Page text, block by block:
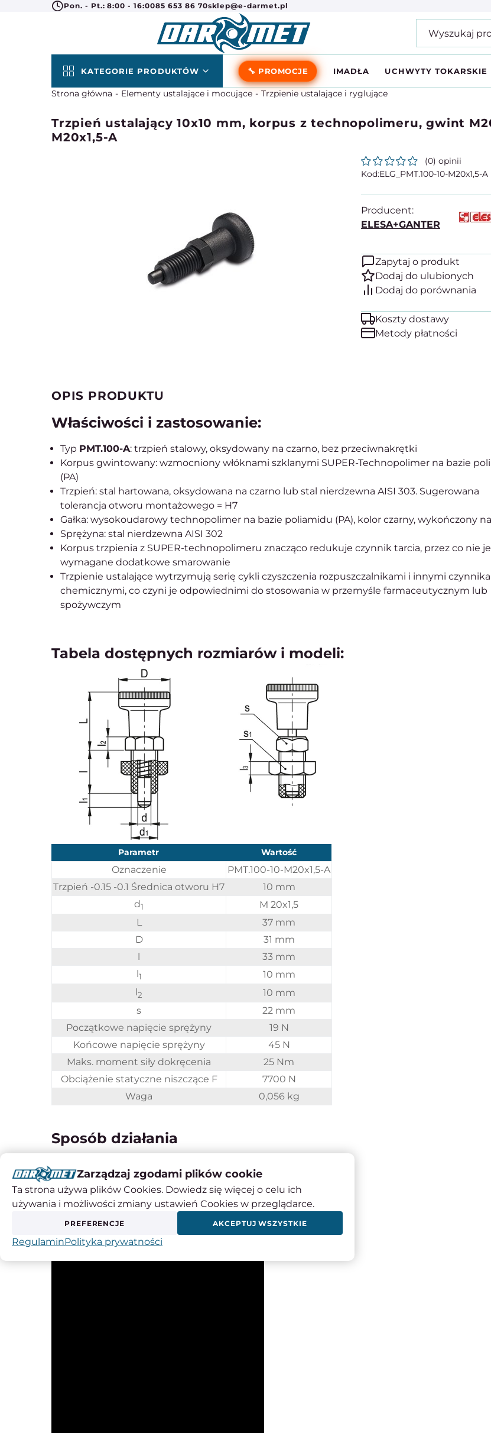
Pon. - Pt.: 8:00 - 16:0085 653 86 70sklep@e-darmet.pl
KATEGORIE PRODUKTÓW 🔧 PROMOCJE IMADŁA UCHWYTY TOKARSKIE
Strona główna Elementy ustalające i mocujące Trzpienie ustalające i ryglujące
Trzpień ustalający 10x10 mm, korpus z technopolimeru, gwint M20
M20x1,5-A
(0) opinii
ELG_PMT.100-10-M20x1,5-A
Producent:
ELESA+GANTER
Zapytaj o produkt
Koszty dostawy
Metody płatności
OPIS PRODUKTU
Właściwości i zastosowanie:
Typ PMT.100-A: trzpień stalowy, oksydowany na czarno, bez przeciwnakrętki
Korpus gwintowany: wzmocniony włóknami szklanymi SUPER-Technopolimer na bazie
(PA)
Trzpień: stal hartowana, oksydowana na czarno lub stal nierdzewna AISI 303. Sugerowana
tolerancja otworu montażowego = H7
Gałka: wysokoudarowy technopolimer na bazie poliamidu (PA), kolor czarny, wykończony
Sprężyna: stal nierdzewna AISI 302
Korpus trzpienia z SUPER-technopolimeru znacząco redukuje czynnik tarcia, przez co nie
wymagane dodatkowe smarowanie
Trzpienie ustalające wytrzymują serię cykli czyszczenia rozpuszczalnikami i innymi
chemicznymi, co czyni je odpowiednimi do stosowania w przemyśle farmaceutycznym lub
spożywczym
Tabela dostępnych rozmiarów i modeli:
Parametr Wartość
Oznaczenie
PMT.100-10-M20x1,5-A
Trzpień -0.15 -0.1 Średnica otworu H7
10 mm
d1
M 20x1,5
L
37 mm
D
31 mm
l
33 mm
l1
10 mm
l2
10 mm
s
22 mm
Początkowe napięcie sprężyny
19 N
Końcowe napięcie sprężyny
45 N
Maks. moment siły dokręcenia
25 Nm
Obciążenie statyczne niszczące F
7700 N
Waga
0,056 kg
Sposób działania
Zarządzaj zgodami plików cookie
Ta strona używa plików Cookies. Dowiedz się więcej o celu ich
używania i możliwości zmiany ustawień Cookies w przeglądarce.
PREFERENCJE AKCEPTUJ WSZYSTKIE
RegulaminPolityka prywatności